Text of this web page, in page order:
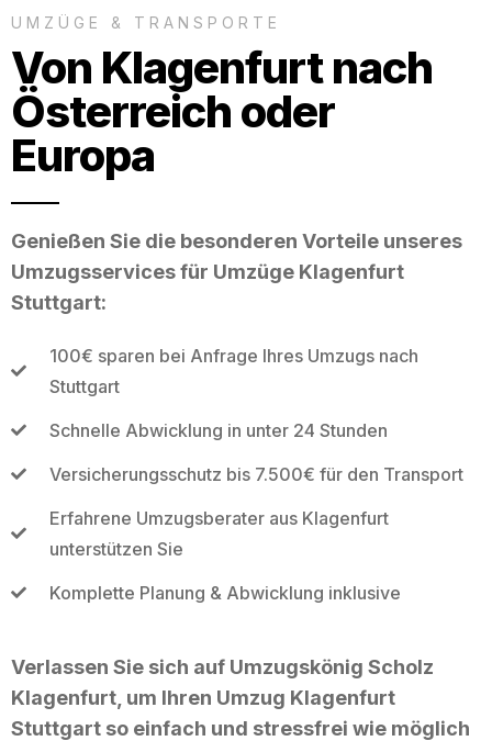
UMZÜGE & TRANSPORTE
Von Klagenfurt nach
Österreich oder
Europa
Genießen Sie die besonderen Vorteile unseres
Umzugsservices für Umzüge Klagenfurt
Stuttgart:
100€ sparen bei Anfrage Ihres Umzugs nach
Stuttgart
Schnelle Abwicklung in unter 24 Stunden
Versicherungsschutz bis 7.500€ für den Transport
Erfahrene Umzugsberater aus Klagenfurt
unterstützen Sie
Komplette Planung & Abwicklung inklusive
Verlassen Sie sich auf Umzugskönig Scholz
Klagenfurt, um Ihren Umzug Klagenfurt
Stuttgart so einfach und stressfrei wie möglich